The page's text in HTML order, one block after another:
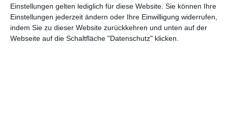
Einstellungen gelten lediglich für diese Website. Sie können Ihre
Einstellungen jederzeit ändern oder Ihre Einwilligung widerrufen,
indem Sie zu dieser Website zurückkehren und unten auf der
Webseite auf die Schaltfläche "Datenschutz" klicken.